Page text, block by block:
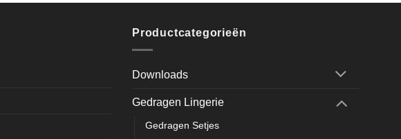
Productcategorieën
Downloads
Gedragen Lingerie
Gedragen Setjes